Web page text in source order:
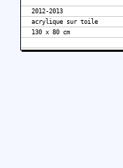
2012-2013
acrylique sur toile
130 x 80 cm